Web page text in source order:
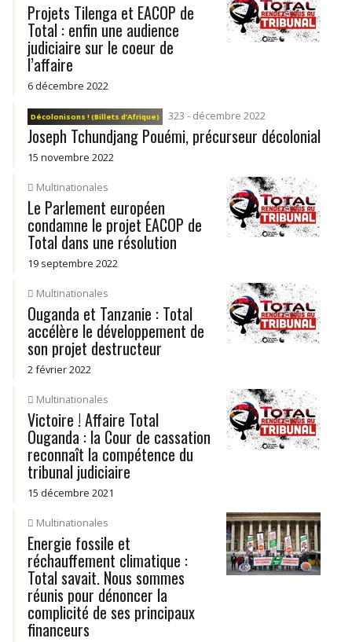
Projets Tilenga et EACOP de
Total : enfin une audience
judiciaire sur le coeur de
l’affaire
6 décembre 2022
Décolonisons ! (Billets d’Afrique) 323 - décembre 2022
Joseph Tchundjang Pouémi, précurseur décolonial
15 novembre 2022
Multinationales
Le Parlement européen
condamne le projet EACOP de
Total dans une résolution
19 septembre 2022
Multinationales
Ouganda et Tanzanie : Total
accélère le développement de
son projet destructeur
2 février 2022
Multinationales
Victoire ! Affaire Total
Ouganda : la Cour de cassation
reconnaît la compétence du
tribunal judiciaire
15 décembre 2021
Multinationales
Energie fossile et
réchauffement climatique :
Total savait. Nous sommes
réunis pour dénoncer la
complicité de ses principaux
financeurs